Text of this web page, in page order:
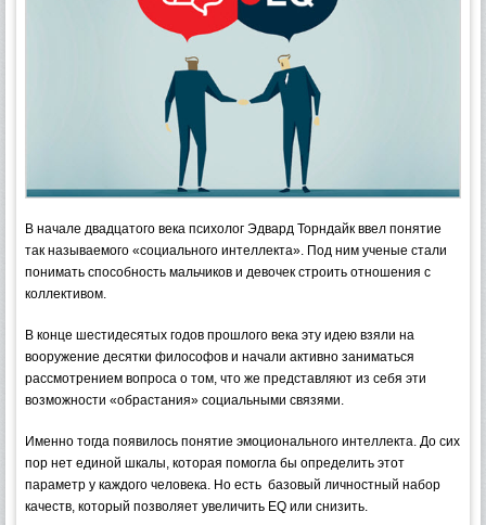
В начале двадцатого века психолог Эдвард Торндайк ввел понятие
так называемого «социального интеллекта». Под ним ученые стали
понимать способность мальчиков и девочек строить отношения с
коллективом.
В конце шестидесятых годов прошлого века эту идею взяли на
вооружение десятки философов и начали активно заниматься
рассмотрением вопроса о том, что же представляют из себя эти
возможности «обрастания» социальными связями.
Именно тогда появилось понятие эмоционального интеллекта. До сих
пор нет единой шкалы, которая помогла бы определить этот
параметр у каждого человека. Но есть базовый личностный набор
качеств, который позволяет увеличить EQ или снизить.